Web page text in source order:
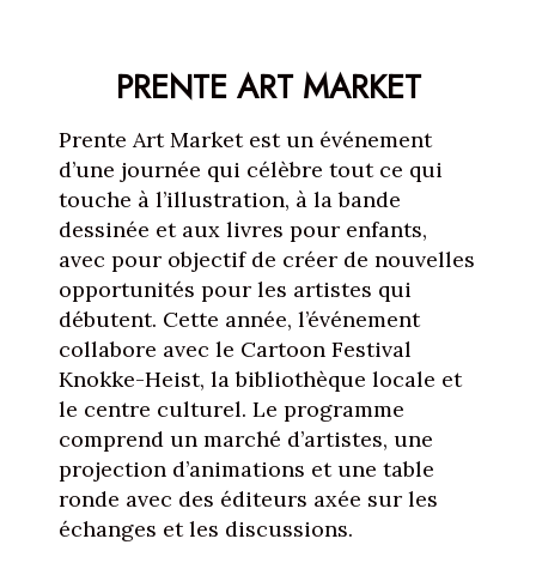
PRENTE ART MARKET
Prente Art Market est un événement
d’une journée qui célèbre tout ce qui
touche à l’illustration, à la bande
dessinée et aux livres pour enfants,
avec pour objectif de créer de nouvelles
opportunités pour les artistes qui
débutent. Cette année, l’événement
collabore avec le Cartoon Festival
Knokke-Heist, la bibliothèque locale et
le centre culturel. Le programme
comprend un marché d’artistes, une
projection d’animations et une table
ronde avec des éditeurs axée sur les
échanges et les discussions.